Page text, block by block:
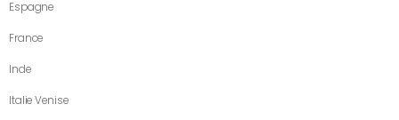
Espagne
France
Inde
Italie Venise